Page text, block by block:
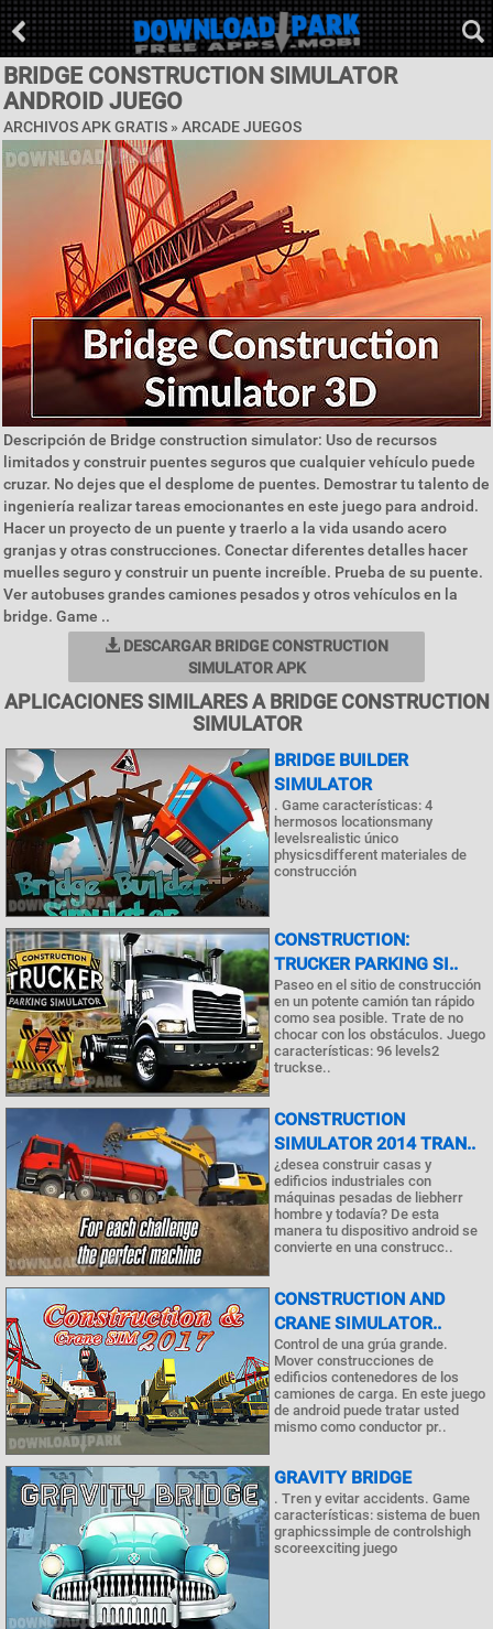
BRIDGE CONSTRUCTION SIMULATOR
ANDROID JUEGO
ARCHIVOS APK GRATIS » ARCADE JUEGOS
Descripción de Bridge construction simulator: Uso de recursos
limitados y construir puentes seguros que cualquier vehículo puede
cruzar. No dejes que el desplome de puentes. Demostrar tu talento de
ingeniería realizar tareas emocionantes en este juego para android.
Hacer un proyecto de un puente y traerlo a la vida usando acero
granjas y otras construcciones. Conectar diferentes detalles hacer
muelles seguro y construir un puente increíble. Prueba de su puente.
Ver autobuses grandes camiones pesados y otros vehículos en la
bridge. Game ..
DESCARGAR BRIDGE CONSTRUCTION
SIMULATOR APK
APLICACIONES SIMILARES A BRIDGE CONSTRUCTION
SIMULATOR
BRIDGE BUILDER
SIMULATOR
. Game características: 4
hermosos locationsmany
levelsrealistic único
physicsdifferent materiales de
construcción
CONSTRUCTION:
TRUCKER PARKING SI..
Paseo en el sitio de construcción
en un potente camión tan rápido
como sea posible. Trate de no
chocar con los obstáculos. Juego
características: 96 levels2
truckse..
CONSTRUCTION
SIMULATOR 2014 TRAN..
¿desea construir casas y
edificios industriales con
máquinas pesadas de liebherr
hombre y todavía? De esta
manera tu dispositivo android se
convierte en una construcc..
CONSTRUCTION AND
CRANE SIMULATOR..
Control de una grúa grande.
Mover construcciones de
edificios contenedores de los
camiones de carga. En este juego
de android puede tratar usted
mismo como conductor pr..
GRAVITY BRIDGE
. Tren y evitar accidents. Game
características: sistema de buen
graphicssimple de controlshigh
scoreexciting juego